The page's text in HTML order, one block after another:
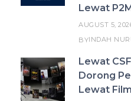
Lewat
AUGUST 5,
BYINDAH
Lewat
Dorong
Lewat